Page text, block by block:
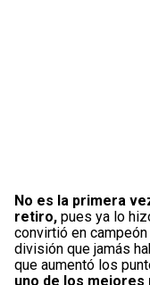
No es la primera
retiro, pues ya lo
convirtió en
división que jamás
que aumentó los
uno de los